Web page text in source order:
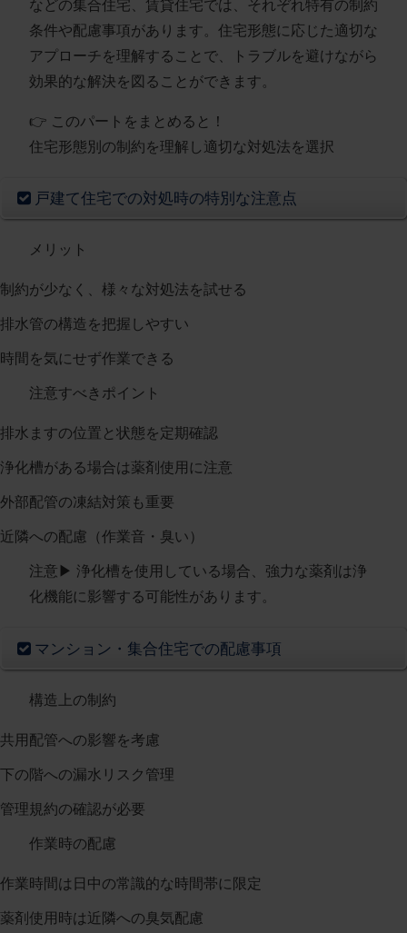
などの集合住宅、賃貸住宅では、それぞれ特有の制約
条件や配慮事項があります。住宅形態に応じた適切な
アプローチを理解することで、トラブルを避けながら
効果的な解決を図ることができます。
👉 このパートをまとめると！
住宅形態別の制約を理解し適切な対処法を選択
戸建て住宅での対処時の特別な注意点
メリット
制約が少なく、様々な対処法を試せる
排水管の構造を把握しやすい
時間を気にせず作業できる
注意すべきポイント
排水ますの位置と状態を定期確認
浄化槽がある場合は薬剤使用に注意
外部配管の凍結対策も重要
近隣への配慮（作業音・臭い）
注意 ▶︎ 浄化槽を使用している場合、強力な薬剤は浄
化機能に影響する可能性があります。
マンション・集合住宅での配慮事項
構造上の制約
共用配管への影響を考慮
下の階への漏水リスク管理
管理規約の確認が必要
作業時の配慮
作業時間は日中の常識的な時間帯に限定
薬剤使用時は近隣への臭気配慮